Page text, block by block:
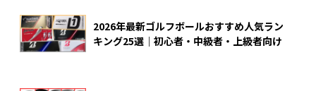
2026年最新ゴルフボールおすすめ人気ラン
キング25選｜初心者・中級者・上級者向け